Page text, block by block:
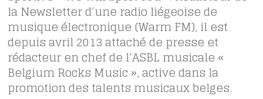
la Newsletter d’une radio liégeoise de
musique électronique (Warm FM), il est
depuis avril 2013 attaché de presse et
rédacteur en chef de l’ASBL musicale «
Belgium Rocks Music », active dans la
promotion des talents musicaux belges.